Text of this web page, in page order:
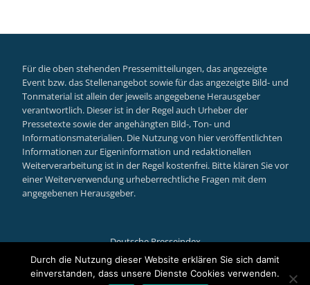
Für die oben stehenden Pressemitteilungen, das angezeigte
Event bzw. das Stellenangebot sowie für das angezeigte Bild- und
Tonmaterial ist allein der jeweils angegebene Herausgeber
verantwortlich. Dieser ist in der Regel auch Urheber der
Pressetexte sowie der angehängten Bild-, Ton- und
Informationsmaterialien. Die Nutzung von hier veröffentlichten
Informationen zur Eigeninformation und redaktionellen
Weiterverarbeitung ist in der Regel kostenfrei. Bitte klären Sie vor
einer Weiterverwendung urheberrechtliche Fragen mit dem
angegebenen Herausgeber.
Deutsche Presseindex
Secondary
Llorix One Litepowered by WordPress
Durch die Nutzung dieser Website erklären Sie sich damit
einverstanden, dass unsere Dienste Cookies verwenden.